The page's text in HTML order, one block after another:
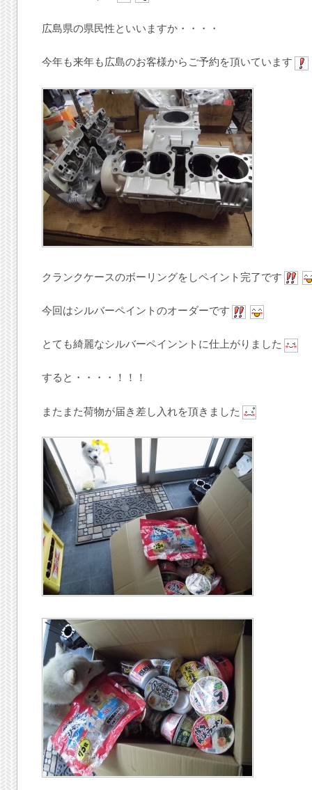
広島県の県民性といいますか・・・・
今年も来年も広島のお客様からご予約を頂いています
クランクケースのボーリングをしペイント完了です
今回はシルバーペイントのオーダーです
とても綺麗なシルバーペインントに仕上がりました
すると・・・・！！！
またまた荷物が届き差し入れを頂きました